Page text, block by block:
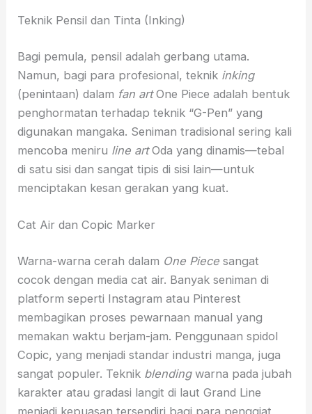
Teknik Pensil dan Tinta (Inking)
Bagi pemula, pensil adalah gerbang utama.
Namun, bagi para profesional, teknik inking
(penintaan) dalam fan artOne Piece adalah bentuk
penghormatan terhadap teknik “G-Pen” yang
digunakan mangaka. Seniman tradisional sering kali
mencoba meniru line artOda yang dinamis—tebal
di satu sisi dan sangat tipis di sisi lain—untuk
menciptakan kesan gerakan yang kuat.
Cat Air dan Copic Marker
Warna-warna cerah dalam One Piece sangat
cocok dengan media cat air. Banyak seniman di
platform seperti Instagram atau Pinterest
membagikan proses pewarnaan manual yang
memakan waktu berjam-jam. Penggunaan spidol
Copic, yang menjadi standar industri manga, juga
sangat populer. Teknik blendingwarna pada jubah
karakter atau gradasi langit di laut Grand Line
menjadi kepuasan tersendiri bagi para penggiat